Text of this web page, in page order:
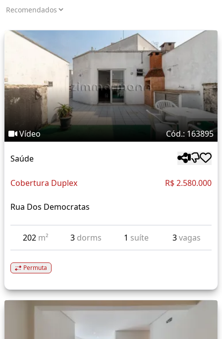
Vídeo Cód.: 163895
Saúde
Cobertura Duplex R$ 2.580.000
Rua Dos Democratas
202 m² 3 dorms 1 suíte 3vagas
Permuta